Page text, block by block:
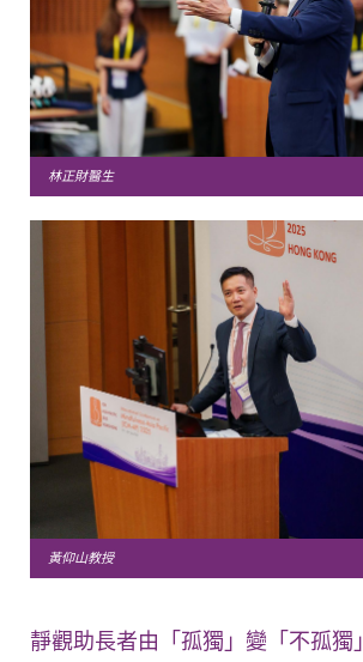
林正財醫生
黃仰山教授
靜觀助長者由「孤獨」變「不孤獨」